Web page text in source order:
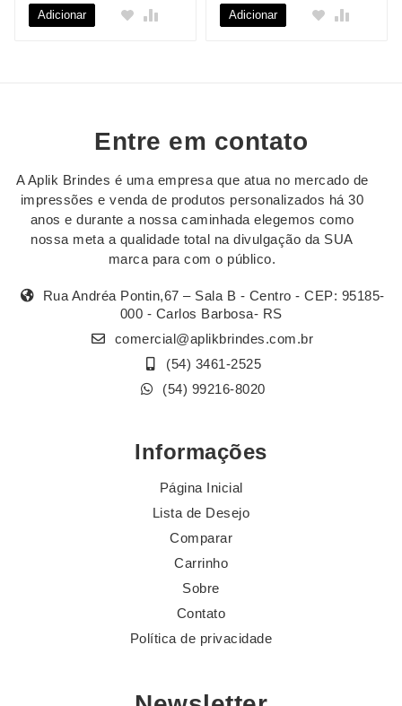
Adicionar Adicionar
Entre em contato
A Aplik Brindes é uma empresa que atua no mercado de
impressões e venda de produtos personalizados há 30
anos e durante a nossa caminhada elegemos como
nossa meta a qualidade total na divulgação da SUA
marca para com o público.
Rua Andréa Pontin,67 – Sala B - Centro - CEP: 95185-
000 - Carlos Barbosa- RS
comercial@aplikbrindes.com.br
(54) 3461-2525
(54) 99216-8020
Informações
Página Inicial
Lista de Desejo
Comparar
Carrinho
Sobre
Contato
Política de privacidade